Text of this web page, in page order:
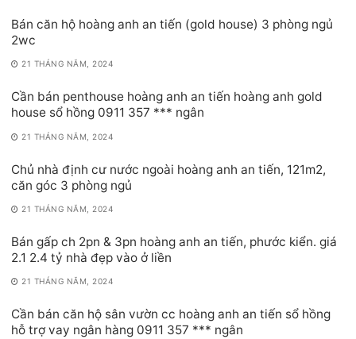
Bán căn hộ hoàng anh an tiến (gold house) 3 phòng ngủ
2wc
21 THÁNG NĂM, 2024
Cần bán penthouse hoàng anh an tiến hoàng anh gold
house sổ hồng 0911 357 *** ngân
21 THÁNG NĂM, 2024
Chủ nhà định cư nước ngoài hoàng anh an tiến, 121m2,
căn góc 3 phòng ngủ
21 THÁNG NĂM, 2024
Bán gấp ch 2pn & 3pn hoàng anh an tiến, phước kiển. giá
2.1 2.4 tỷ nhà đẹp vào ở liền
21 THÁNG NĂM, 2024
Cần bán căn hộ sân vườn cc hoàng anh an tiến sổ hồng
hỗ trợ vay ngân hàng 0911 357 *** ngân